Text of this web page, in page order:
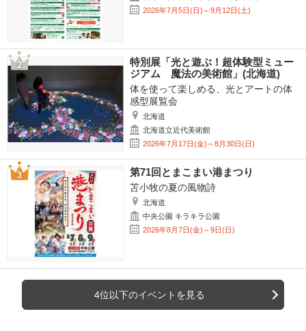
2026年7月5日(日)～9月12日(土)
特別展「光と遊ぶ！超体験型ミュー
ジアム 魔法の美術館」(北海道)
体を使って楽しめる、光とアートの体
感型展覧会
北海道
北海道立近代美術館
2026年7月17日(金)～8月30日(日)
第71回とまこまい港まつり
苫小牧の夏の風物詩
北海道
中央公園 キラキラ公園
2026年8月7日(金)～9日(日)
4位以下のイベントを見る